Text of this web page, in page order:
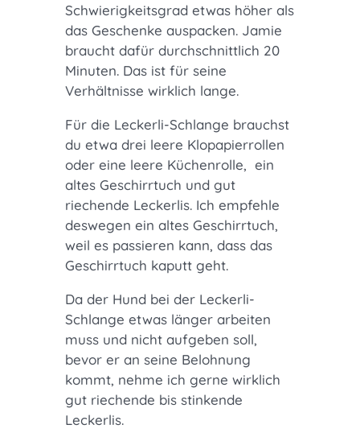
Schwierigkeitsgrad etwas höher als
das Geschenke auspacken. Jamie
braucht dafür durchschnittlich 20
Minuten. Das ist für seine
Verhältnisse wirklich lange.
Für die Leckerli-Schlange brauchst
du etwa drei leere Klopapierrollen
oder eine leere Küchenrolle, ein
altes Geschirrtuch und gut
riechende Leckerlis. Ich empfehle
deswegen ein altes Geschirrtuch,
weil es passieren kann, dass das
Geschirrtuch kaputt geht.
Da der Hund bei der Leckerli-
Schlange etwas länger arbeiten
muss und nicht aufgeben soll,
bevor er an seine Belohnung
kommt, nehme ich gerne wirklich
gut riechende bis stinkende
Leckerlis.